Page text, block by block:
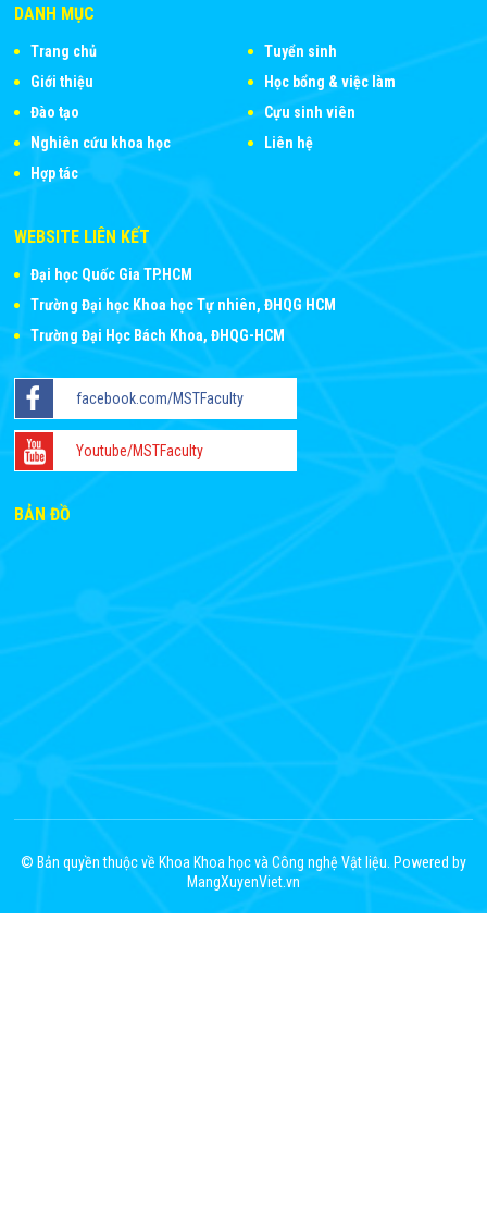
DANH MỤC
Trang chủ
Giới thiệu
Đào tạo
Nghiên cứu khoa học
Hợp tác
Tuyển sinh
Học bổng & việc làm
Cựu sinh viên
Liên hệ
WEBSITE LIÊN KẾT
Đại học Quốc Gia TP.HCM
Trường Đại học Khoa học Tự nhiên, ĐHQG HCM
Trường Đại Học Bách Khoa, ĐHQG-HCM
facebook.com/MSTFaculty
Youtube/MSTFaculty
BẢN ĐỒ
© Bản quyền thuộc về Khoa Khoa học và Công nghệ Vật liệu. Powered by
MangXuyenViet.vn